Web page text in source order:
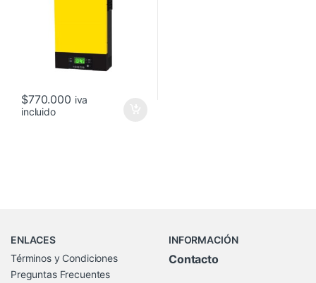
$770.000 iva
incluido
ENLACES
Términos y Condiciones
Preguntas Frecuentes
INFORMACIÓN
Contacto